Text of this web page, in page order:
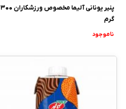
پنیر یونانی آلیما مخصوص ورزشکاران 300
گرم
ناموجود